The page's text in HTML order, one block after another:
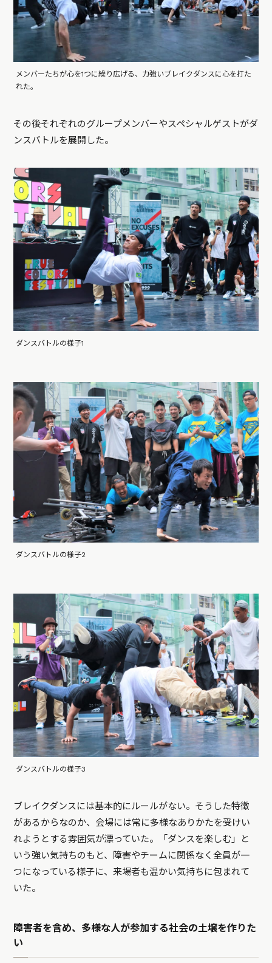
メンバーたちが心を1つに繰り広げる、力強いブレイクダンスに心を打た
れた。
その後それぞれのグループメンバーやスペシャルゲストがダ
ンスバトルを展開した。
ダンスバトルの様子1
ダンスバトルの様子2
ダンスバトルの様子3
ブレイクダンスには基本的にルールがない。そうした特徴
があるからなのか、会場には常に多様なありかたを受けい
れようとする雰囲気が漂っていた。「ダンスを楽しむ」と
いう強い気持ちのもと、障害やチームに関係なく全員が一
つになっている様子に、来場者も温かい気持ちに包まれて
いた。
障害者を含め、多様な人が参加する社会の土壌を作りた
い